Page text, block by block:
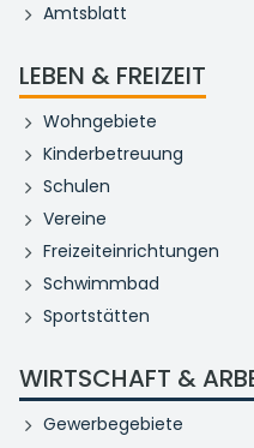
Amtsblatt
LEBEN & FREIZEIT
Wohngebiete
Kinderbetreuung
Schulen
Vereine
Freizeiteinrichtungen
Schwimmbad
Sportstätten
WIRTSCHAFT &
Gewerbegebiete